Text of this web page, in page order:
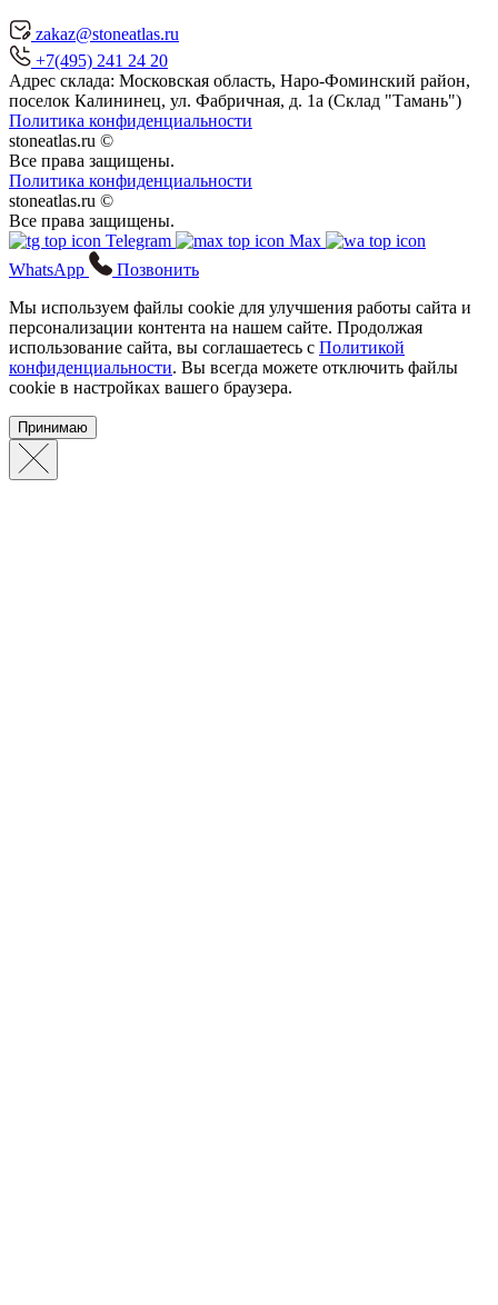
zakaz@stoneatlas.ru
+7(495) 241 24 20
Адрес склада: Московская область, Наро-Фоминский район,
поселок Калининец, ул. Фабричная, д. 1а (Склад "Тамань")
Политика конфиденциальности
stoneatlas.ru ©
Все права защищены.
Политика конфиденциальности
stoneatlas.ru ©
Все права защищены.
Telegram
Max
WhatsApp
Позвонить
Мы используем файлы cookie для улучшения работы сайта и
персонализации контента на нашем сайте. Продолжая
использование сайта, вы соглашаетесь с Политикой
конфиденциальности. Вы всегда можете отключить файлы
cookie в настройках вашего браузера.
Принимаю